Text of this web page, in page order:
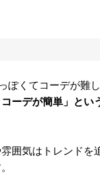
ぽくてコーデが難
ーデが簡単」と
囲気はトレンドを